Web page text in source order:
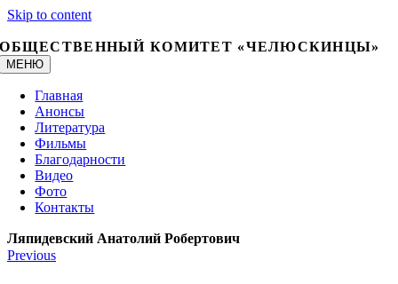
Skip to content
ОБЩЕСТВЕННЫЙ КОМИТЕТ «ЧЕЛЮСКИНЦЫ»
МЕНЮ
Главная
Анонсы
Литература
Фильмы
Благодарности
Видео
Фото
Контакты
Ляпидевский Анатолий Робертович
Previous